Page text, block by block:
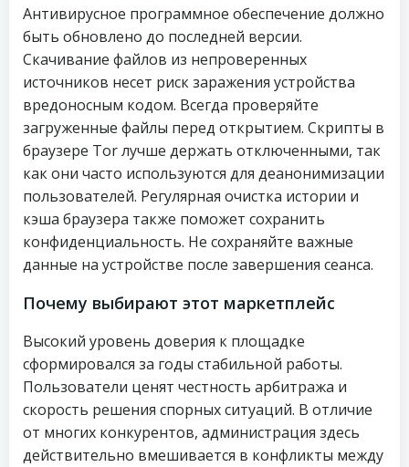
Антивирусное программное обеспечение должно
быть обновлено до последней версии.
Скачивание файлов из непроверенных
источников несет риск заражения устройства
вредоносным кодом. Всегда проверяйте
загруженные файлы перед открытием. Скрипты в
браузере Tor лучше держать отключенными, так
как они часто используются для деанонимизации
пользователей. Регулярная очистка истории и
кэша браузера также поможет сохранить
конфиденциальность. Не сохраняйте важные
данные на устройстве после завершения сеанса.
Почему выбирают этот маркетплейс
Высокий уровень доверия к площадке
сформировался за годы стабильной работы.
Пользователи ценят честность арбитража и
скорость решения спорных ситуаций. В отличие
от многих конкурентов, администрация здесь
действительно вмешивается в конфликты между